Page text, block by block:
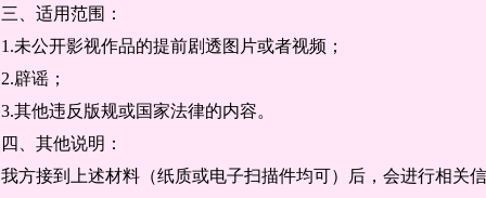
三、适用范围：
1.未公开影视作品的提前剧透图片或者视频；
2.辟谣；
3.其他违反版规或国家法律的内容。
四、其他说明：
我方接到上述材料（纸质或电子扫描件均可）后，会进行相关